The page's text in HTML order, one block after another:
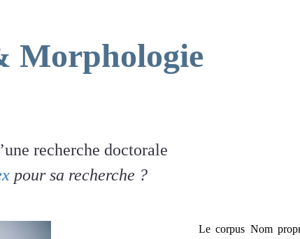
Morphologie
recherche doctorale
pour sa recherche ?
Le corpus Nom